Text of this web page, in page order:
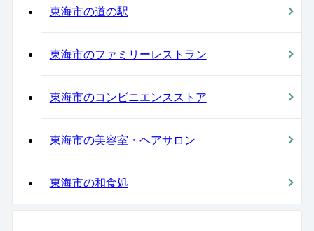
東海市の道の駅
東海市のファミリーレストラン
東海市のコンビニエンスストア
東海市の美容室・ヘアサロン
東海市の和食処